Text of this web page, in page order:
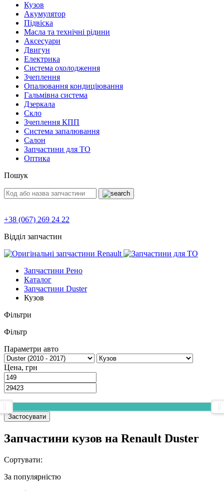
Кузов
Акумулятор
Підвіска
Масла та технічні рідини
Аксесуари
Двигун
Електрика
Система охолодження
Зчеплення
Опалювання кондиціювання
Гальмівна система
Дзеркала
Скло
Зчеплення КПП
Система запалювання
Салон
Запчастини для ТО
Оптика
Пошук
+38 (067) 269 24 22
Відділ запчастин
Запчастини Рено
Каталог
Запчастини Duster
Кузов
Фільтри
Фільтр
Параметри авто
Цена, грн
Застосувати
Запчастини кузов на Renault Duster
Сортувати:
За популярнiстю